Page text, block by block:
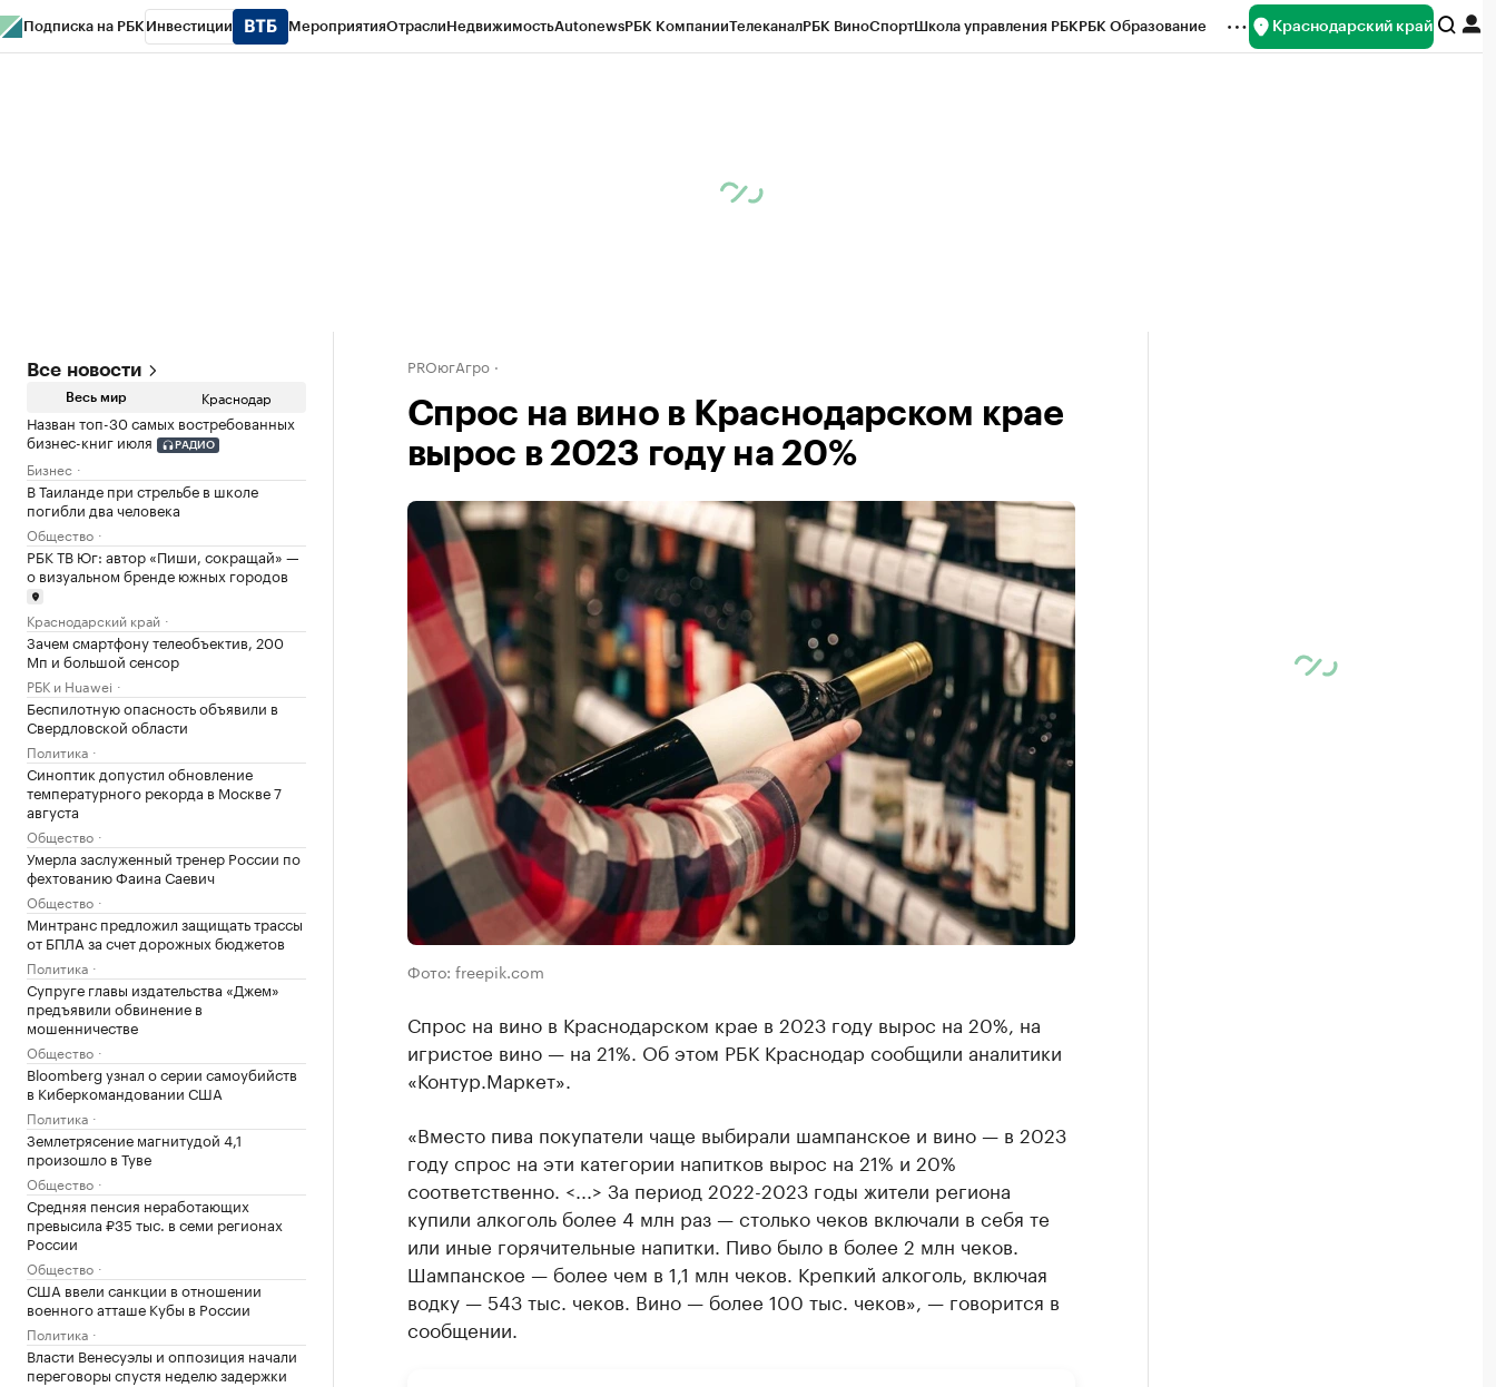
Подписка на РБК Инвестиции МероприятияОтраслиНедвижимостьAutonewsРБК КомпанииТелеканалРБК ВиноСпортШкола управления РБКРБК Образование Краснодарский край
Все новости
Весь мир Краснодар
Назван топ-30 самых востребованных
бизнес-книг июля
РАДИО
Бизнес
В Таиланде при стрельбе в школе
погибли два человека
Общество
РБК ТВ Юг: автор «Пиши, сокращай» —
о визуальном бренде южных городов
Краснодарский край
Зачем смартфону телеобъектив, 200
Мп и большой сенсор
РБК и Huawei
Беспилотную опасность объявили в
Свердловской области
Политика
Синоптик допустил обновление
температурного рекорда в Москве 7
августа
Общество
Умерла заслуженный тренер России по
фехтованию Фаина Саевич
Общество
Минтранс предложил защищать трассы
от БПЛА за счет дорожных бюджетов
Политика
Супруге главы издательства «Джем»
предъявили обвинение в
мошенничестве
Общество
Bloomberg узнал о серии самоубийств
в Киберкомандовании США
Политика
Землетрясение магнитудой 4,1
произошло в Туве
Общество
Средняя пенсия неработающих
превысила ₽35 тыс. в семи регионах
России
Общество
США ввели санкции в отношении
военного атташе Кубы в России
Политика
Власти Венесуэлы и оппозиция начали
переговоры спустя неделю задержки
PROюгАгро
Спрос на вино в Краснодарском крае
вырос в 2023 году на 20%
Фото: freepik.com
Спрос на вино в Краснодарском крае в 2023 году вырос на 20%, на
игристое вино — на 21%. Об этом РБК Краснодар сообщили аналитики
«Контур.Маркет».
«Вместо пива покупатели чаще выбирали шампанское и вино — в 2023
году спрос на эти категории напитков вырос на 21% и 20%
соответственно. <...> За период 2022-2023 годы жители региона
купили алкоголь более 4 млн раз — столько чеков включали в себя те
или иные горячительные напитки. Пиво было в более 2 млн чеков.
Шампанское — более чем в 1,1 млн чеков. Крепкий алкоголь, включая
водку — 543 тыс. чеков. Вино — более 100 тыс. чеков», — говорится в
сообщении.